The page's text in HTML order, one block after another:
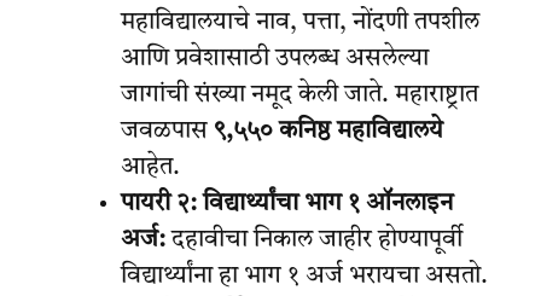
महाविद्यालयाचे नाव, पत्ता, नोंदणी तपशील
आणि प्रवेशासाठी उपलब्ध असलेल्या
जागांची संख्या नमूद केली जाते. महाराष्ट्रात
जवळपास ९,५५० कनिष्ठ महाविद्यालये
आहेत.
पायरी २: विद्यार्थ्यांचा भाग १ ऑनलाइन
अर्ज: दहावीचा निकाल जाहीर होण्यापूर्वी
विद्यार्थ्यांना हा भाग १ अर्ज भरायचा असतो.